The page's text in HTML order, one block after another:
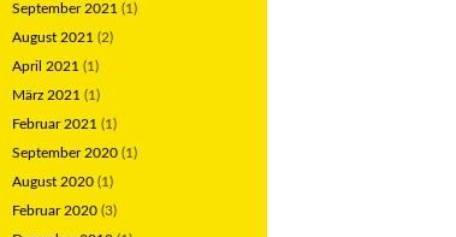
September 2021 (1)
August 2021 (2)
April 2021 (1)
März 2021 (1)
Februar 2021 (1)
September 2020 (1)
August 2020 (1)
Februar 2020 (3)